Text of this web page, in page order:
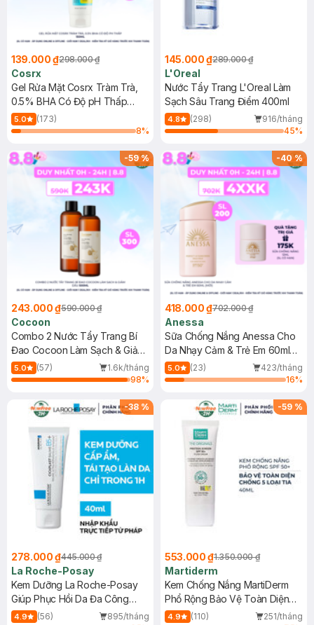
139.000 ₫298.000 ₫
Cosrx
Gel Rửa Mặt Cosrx Tràm Trà,
0.5% BHA Có Độ pH Thấp
150ml
5.0
(173)
8%
145.000 ₫289.000 ₫
L'Oreal
Nước Tẩy Trang L'Oreal Làm
Sạch Sâu Trang Điểm 400ml
4.8 (298)
916/tháng
45%
-59%
243.000 ₫590.000 ₫
Cocoon
Combo 2 Nước Tẩy Trang Bí
Đao Cocoon Làm Sạch & Giảm
Dầu 500ml
5.0 (57)
1.6k/tháng
98%
-40%
418.000 ₫702.000 ₫
Anessa
Sữa Chống Nắng Anessa Cho
Da Nhạy Cảm & Trẻ Em 60ml
(Mới)
5.0 (23)
423/tháng
16%
-38 %
278.000 ₫445.000 ₫
La Roche-Posay
Kem Dưỡng La Roche-Posay
Giúp Phục Hồi Da Đa Công
Dụng 40ml
4.9 (56)
895/tháng
-59 %
553.000 ₫1.350.000 ₫
Martiderm
Kem Chống Nắng MartiDerm
Phổ Rộng Bảo Vệ Toàn Diện
40ml
4.9 (110)
251/tháng